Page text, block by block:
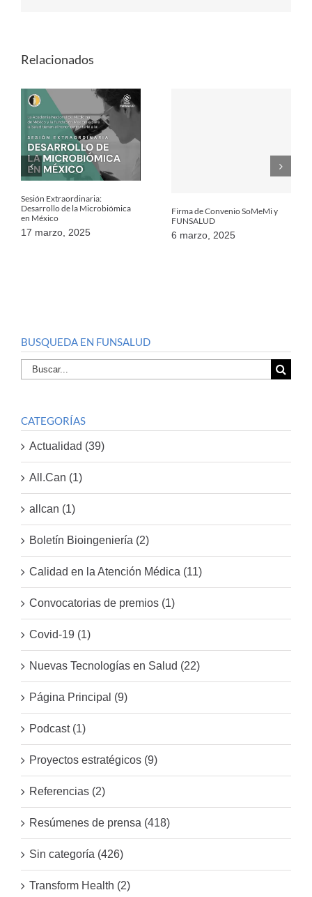
Relacionados
Sesión Extraordinaria:
Desarrollo de la Microbiómica
en México
17 marzo, 2025
Firma de Convenio SoMeMi y
FUNSALUD
6 marzo, 2025
BUSQUEDA EN FUNSALUD
Buscar
por:
CATEGORÍAS
Actualidad (39)
All.Can (1)
allcan (1)
Boletín Bioingeniería (2)
Calidad en la Atención Médica (11)
Convocatorias de premios (1)
Covid-19 (1)
Nuevas Tecnologías en Salud (22)
Página Principal (9)
Podcast (1)
Proyectos estratégicos (9)
Referencias (2)
Resúmenes de prensa (418)
Sin categoría (426)
Transform Health (2)